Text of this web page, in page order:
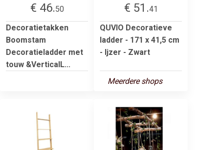
€ 46.50
Decoratietakken
Boomstam
Decoratieladder met
touw &VerticalL...
€ 51.41
QUVIO Decoratieve
ladder - 171 x 41,5 cm
- Ijzer - Zwart
Meerdere shops